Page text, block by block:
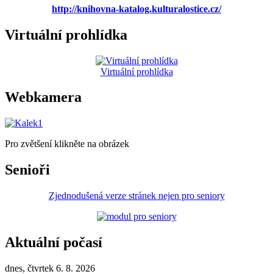
http://knihovna-katalog.kulturalostice.cz/
Virtuální prohlídka
Virtuální prohlídka
Webkamera
Pro zvětšení klikněte na obrázek
Senioři
Zjednodušená verze stránek nejen pro seniory
Aktuální počasí
dnes, čtvrtek 6. 8. 2026